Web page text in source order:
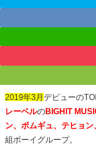
2019年3月 デビューの
レーベルのBIGHIT
ン、ボムギュ、テヒョン
組ボーイグループ。